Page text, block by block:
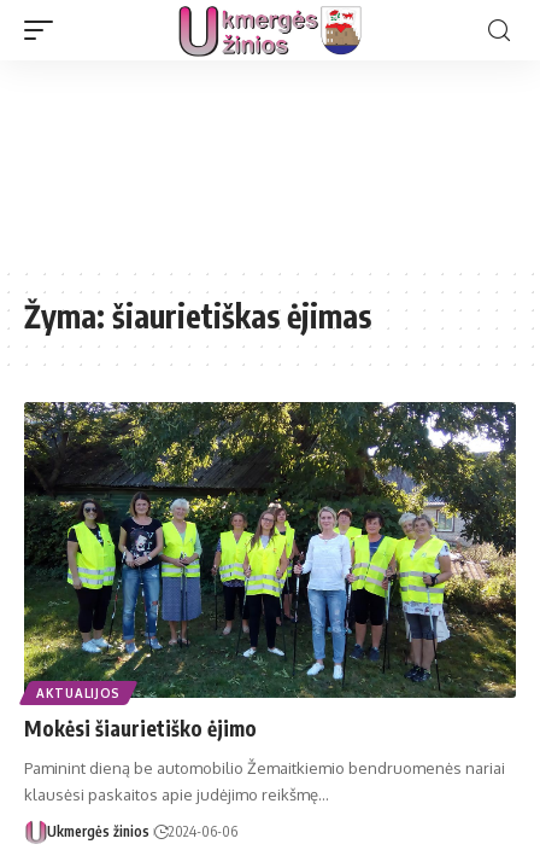
Žyma: šiaurietiškas ėjimas
AKTUALIJOS
Mokėsi šiaurietiško ėjimo
Paminint dieną be automobilio Žemaitkiemio bendruomenės nariai
klausėsi paskaitos apie judėjimo reikšmę…
Ukmergės žinios 2024-06-06